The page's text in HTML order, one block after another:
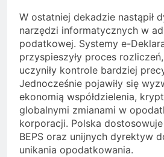
W ostatniej dekadzie nastąpił
narzędzi informatycznych w
podatkowej. Systemy e-
przyspieszyły proces
uczyniły kontrole bardziej
Jednocześnie pojawiły się
ekonomią współdzielenia,
globalnymi zmianami w
korporacji. Polska
BEPS oraz unijnych dyrektyw
unikania opodatkowania.